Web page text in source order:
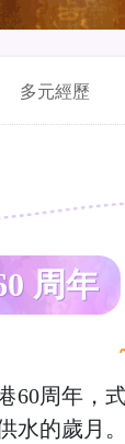
多元經歷
周年
60周年，
水的歲月